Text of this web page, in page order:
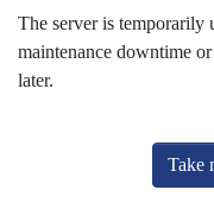
The server is temporarily
maintenance downtime
later.
Take